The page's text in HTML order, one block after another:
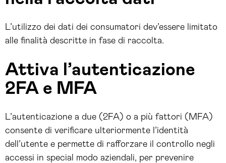
L’utilizzo dei dati dei consumatori dev’essere limitato
alle finalità descritte in fase di raccolta.
Attiva l’autenticazione
2FA e MFA
L’autenticazione a due (2FA) o a più fattori (MFA)
consente di verificare ulteriormente l’identità
dell’utente e permette di rafforzare il controllo negli
accessi in special modo aziendali, per prevenire